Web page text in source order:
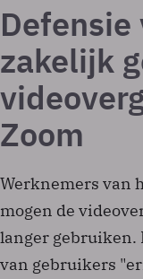
zakelijk
Zoom
Werknemers van
mogen de
langer gebruiken.
van gebruikers